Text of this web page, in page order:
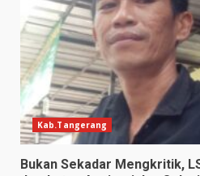
Kab.Tangerang
Bukan Sekadar Mengkritik,